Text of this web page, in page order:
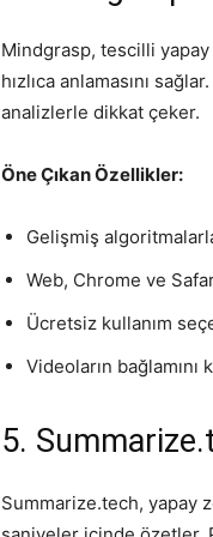
Mindgrasp, tescilli yapay
hızlıca anlamasını
analizlerle dikkat çeker.
Öne Çıkan Özellikler:
Gelişmiş
Web, Chrome ve
Ücretsiz kullanım
Videoların
5.
Summarize.tech, yapay